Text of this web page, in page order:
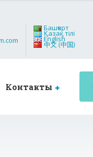
Башҡорт
Қазақ тілі
English
中文 (中国)
Контакты